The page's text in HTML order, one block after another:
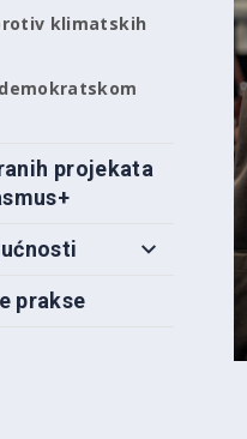
klimatskih
projekata
prakse